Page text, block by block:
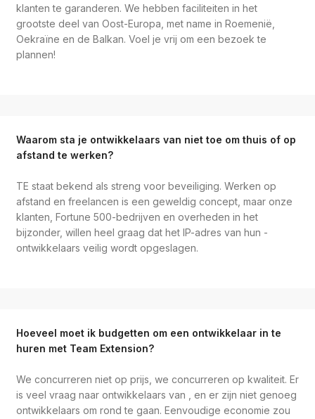
klanten te garanderen. We hebben faciliteiten in het
grootste deel van Oost-Europa, met name in Roemenië,
Oekraïne en de Balkan. Voel je vrij om een bezoek te
plannen!
Waarom sta je ontwikkelaars van niet toe om thuis of op
afstand te werken?
TE staat bekend als streng voor beveiliging. Werken op
afstand en freelancen is een geweldig concept, maar onze
klanten, Fortune 500-bedrijven en overheden in het
bijzonder, willen heel graag dat het IP-adres van hun -
ontwikkelaars veilig wordt opgeslagen.
Hoeveel moet ik budgetten om een ontwikkelaar in te
huren met Team Extension?
We concurreren niet op prijs, we concurreren op kwaliteit. Er
is veel vraag naar ontwikkelaars van , en er zijn niet genoeg
ontwikkelaars om rond te gaan. Eenvoudige economie zou